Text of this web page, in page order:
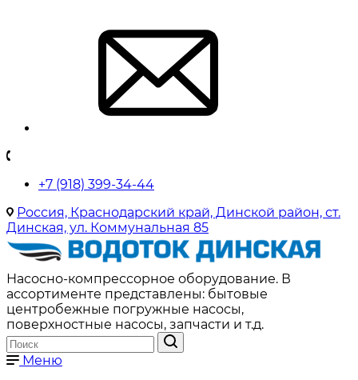
+7 (918) 399-34-44
Россия, Краснодарский край, Динской район, ст.
Динская, ул. Коммунальная 85
Насосно-компрессорное оборудование. В
ассортименте представлены: бытовые
центробежные погружные насосы,
поверхностные насосы, запчасти и т.д.
Меню